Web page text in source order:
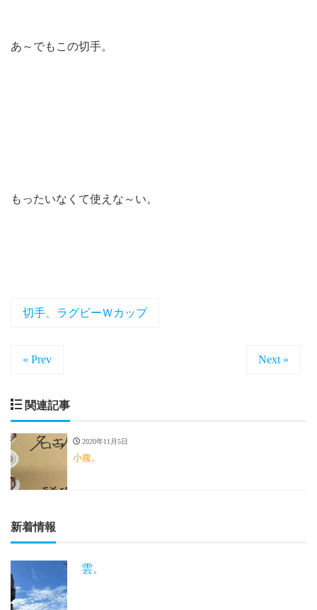
あ～でもこの切手。
もったいなくて使えな～い。
切手、ラグビーＷカップ
« Prev Next »
関連記事
2020年11月5日
小腹。
新着情報
雲。